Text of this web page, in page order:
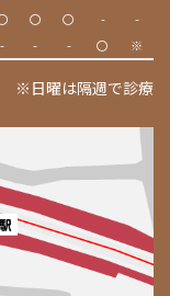
〇 〇 -
-
- - - 〇 ※
※日曜は隔週で診療